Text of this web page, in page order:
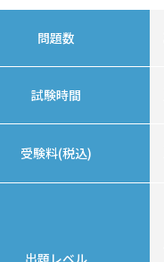
問題数
試験時間
受験料(税込)
出題レベル